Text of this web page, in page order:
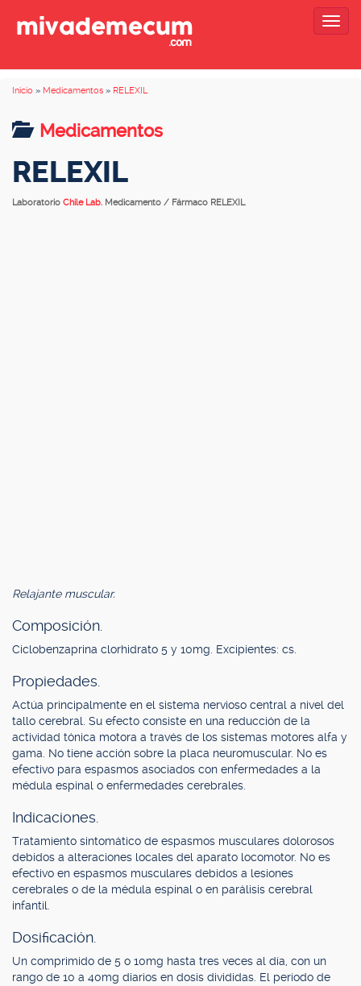
Inicio » Medicamentos » RELEXIL
Medicamentos
RELEXIL
Laboratorio Chile Lab. Medicamento / Fármaco RELEXIL
Relajante muscular.
Composición.
Ciclobenzaprina clorhidrato 5 y 10mg. Excipientes: cs.
Propiedades.
Actúa principalmente en el sistema nervioso central a nivel del
tallo cerebral. Su efecto consiste en una reducción de la
actividad tónica motora a través de los sistemas motores alfa y
gama. No tiene acción sobre la placa neuromuscular. No es
efectivo para espasmos asociados con enfermedades a la
médula espinal o enfermedades cerebrales.
Indicaciones.
Tratamiento sintomático de espasmos musculares dolorosos
debidos a alteraciones locales del aparato locomotor. No es
efectivo en espasmos musculares debidos a lesiones
cerebrales o de la médula espinal o en parálisis cerebral
infantil.
Dosificación.
Un comprimido de 5 o 10mg hasta tres veces al día, con un
rango de 10 a 40mg diarios en dosis divididas. El período de